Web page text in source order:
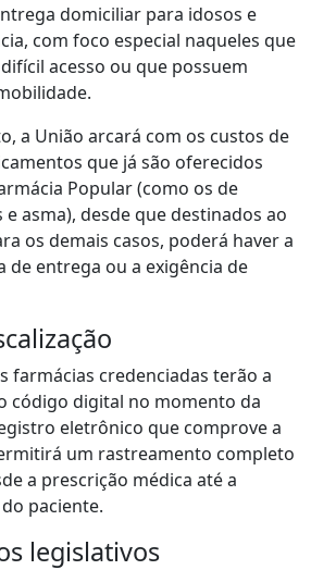
domiciliar para idosos e
com foco especial naqueles que
acesso ou que possuem
a União arcará com os custos de
que já são oferecidos
Popular (como os de
asma), desde que destinados ao
os demais casos, poderá haver a
de entrega ou a exigência de
farmácias credenciadas terão a
código digital no momento da
eletrônico que comprove a
um rastreamento completo
a prescrição médica até a
paciente.
legislativos